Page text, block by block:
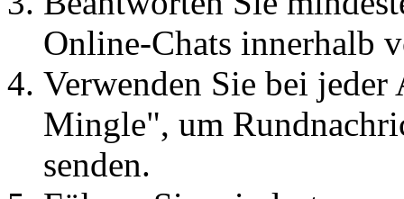
Online-Chats innerhalb
Verwenden Sie bei
Mingle", um
senden.